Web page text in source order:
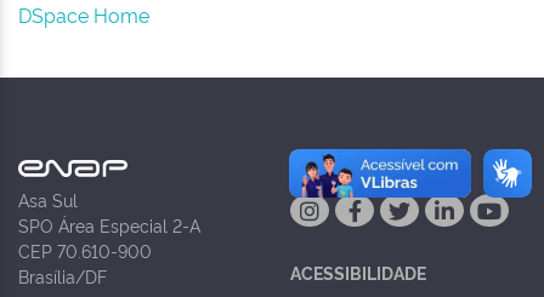
DSpace Home
Asa Sul
SPO Área Especial 2-A
CEP 70.610-900
Brasília/DF
NAS REDES
ACESSIBILIDADE